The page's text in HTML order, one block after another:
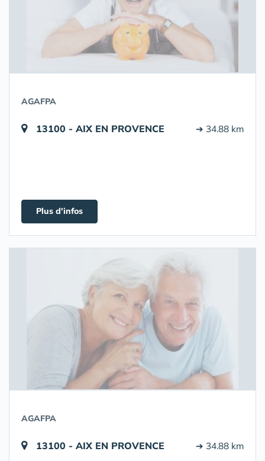
AGAFPA
13100 - AIX EN PROVENCE ➔ 34.88 km
Plus d'infos
AGAFPA
13100 - AIX EN PROVENCE ➔ 34.88 km